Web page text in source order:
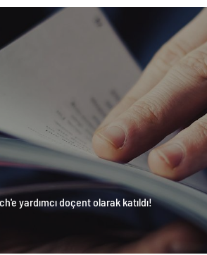
yardımcı doçent olarak katıldı!